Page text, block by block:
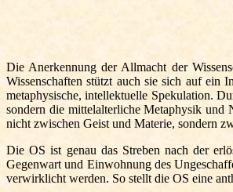
Die Anerkennung der Allmacht der
Wissenschaften stützt auch sie sich auf
metaphysische, intellektuelle Spekulation.
sondern die mittelalterliche Metaphysik und
nicht zwischen Geist und Materie, sondern
Die OS ist genau das Streben nach der
Gegenwart und Einwohnung des
verwirklicht werden. So stellt die OS eine